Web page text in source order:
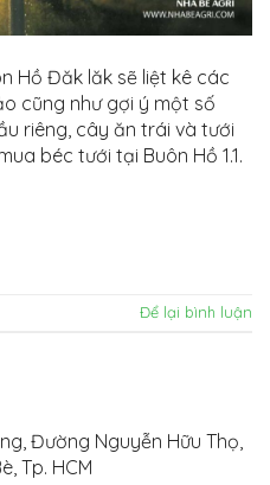
Hồ Đăk lăk sẽ liệt kê các
cũng như gợi ý một số
riêng, cây ăn trái và tưới
béc tưới tại Buôn Hồ 1.1.
Để lại bình luận
Đường Nguyễn Hữu Thọ,
Tp. HCM